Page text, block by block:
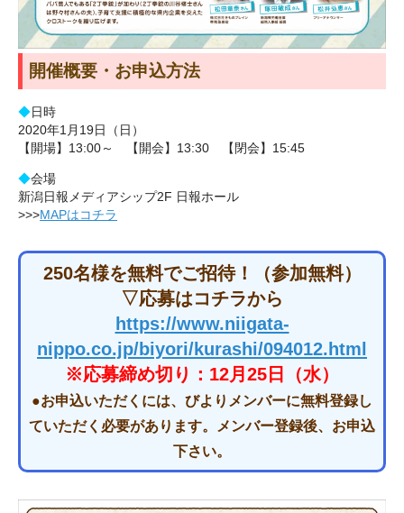
開催概要・お申込方法
◆日時
2020年1月19日（日）
【開場】13:00～ 【開会】13:30 【閉会】15:45
◆会場
新潟日報メディアシップ2F 日報ホール
>>>MAPはコチラ
250名様を無料でご招待！（参加無料）
▽応募はコチラから
https://www.niigata-
nippo.co.jp/biyori/kurashi/094012.html
※応募締め切り：12月25日（水）
●お申込いただくには、びよりメンバーに無料登録し
ていただく必要があります。メンバー登録後、お申込
下さい。